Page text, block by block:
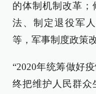
的体制机制改革；
法、制定退役军
等，军事制度政策
“2020年统筹做好
终把维护人民群众